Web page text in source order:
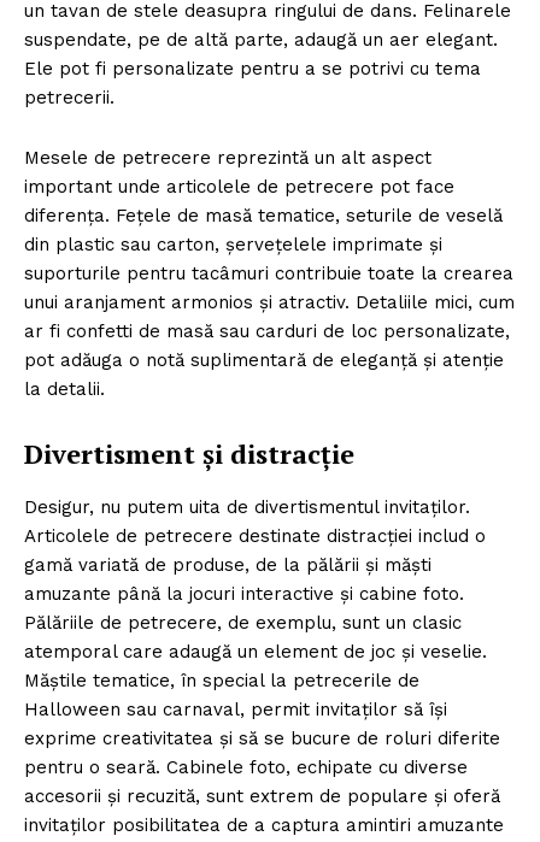
un tavan de stele deasupra ringului de dans. Felinarele
suspendate, pe de altă parte, adaugă un aer elegant.
Ele pot fi personalizate pentru a se potrivi cu tema
petrecerii.
Mesele de petrecere reprezintă un alt aspect
important unde articolele de petrecere pot face
diferența. Fețele de masă tematice, seturile de veselă
din plastic sau carton, șervețelele imprimate și
suporturile pentru tacâmuri contribuie toate la crearea
unui aranjament armonios și atractiv. Detaliile mici, cum
ar fi confetti de masă sau carduri de loc personalizate,
pot adăuga o notă suplimentară de eleganță și atenție
la detalii.
Divertisment și distracție
Desigur, nu putem uita de divertismentul invitaților.
Articolele de petrecere destinate distracției includ o
gamă variată de produse, de la pălării și măști
amuzante până la jocuri interactive și cabine foto.
Pălăriile de petrecere, de exemplu, sunt un clasic
atemporal care adaugă un element de joc și veselie.
Măștile tematice, în special la petrecerile de
Halloween sau carnaval, permit invitaților să își
exprime creativitatea și să se bucure de roluri diferite
pentru o seară. Cabinele foto, echipate cu diverse
accesorii și recuzită, sunt extrem de populare și oferă
invitaților posibilitatea de a captura amintiri amuzante